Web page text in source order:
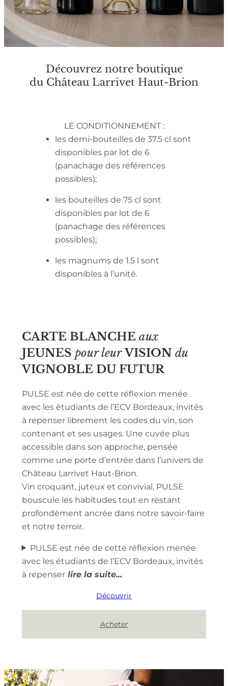
Découvrez notre boutique
du Château Larrivet Haut-Brion
LE CONDITIONNEMENT :
les demi-bouteilles de 37.5 cl sont
disponibles par lot de 6
(panachage des références
possibles);
les bouteilles de 75 cl sont
disponibles par lot de 6
(panachage des références
possibles);
les magnums de 1.5 l sont
disponibles à l’unité.
CARTE BLANCHE aux
JEUNES pour leur VISION du
VIGNOBLE DU FUTUR
PULSE est née de cette réflexion menée
avec les étudiants de l’ECV Bordeaux, invités
à repenser librement les codes du vin, son
contenant et ses usages. Une cuvée plus
accessible dans son approche, pensée
comme une porte d’entrée dans l’univers de
Château Larrivet Haut-Brion.
Vin croquant, juteux et convivial, PULSE
bouscule les habitudes tout en restant
profondément ancrée dans notre savoir-faire
et notre terroir.
PULSE est née de cette réflexion menée
avec les étudiants de l’ECV Bordeaux, invités
à repenser
Découvrir
Acheter